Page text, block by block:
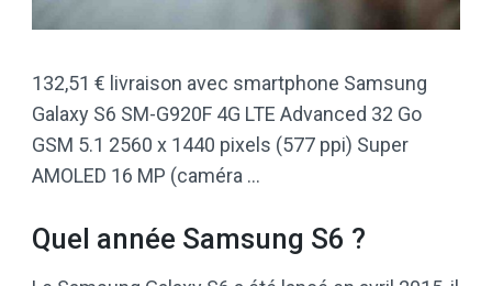
132,51 € livraison avec smartphone Samsung
Galaxy S6 SM-G920F 4G LTE Advanced 32 Go
GSM 5.1 2560 x 1440 pixels (577 ppi) Super
AMOLED 16 MP (caméra …
Quel année Samsung S6 ?